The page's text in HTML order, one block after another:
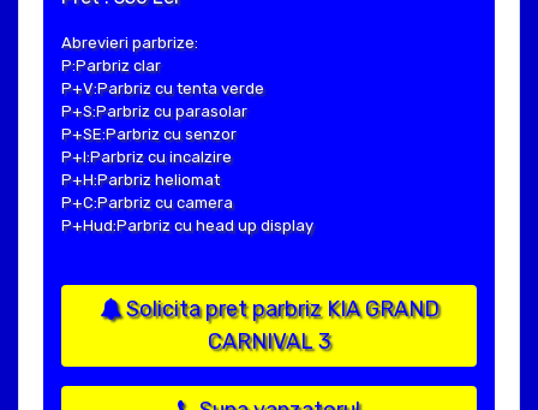
Abrevieri parbrize:
P:Parbriz clar
P+V:Parbriz cu tenta verde
P+S:Parbriz cu parasolar
P+SE:Parbriz cu senzor
P+I:Parbriz cu incalzire
P+H:Parbriz heliomat
P+C:Parbriz cu camera
P+Hud:Parbriz cu head up display
Solicita pret parbriz KIA GRAND
CARNIVAL 3